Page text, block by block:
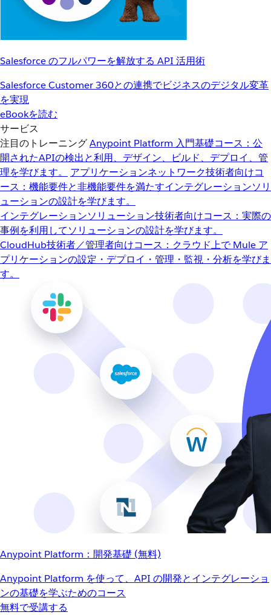
Salesforce のフルパワーを解放する API 活用術
Salesforce Customer 360との連携でビジネスのデジタル変革
を実現
eBookを読む
サービス
注目のトレーニングAnypoint Platform 入門基礎コース：公
開されたAPIの検出と利用、デザイン、ビルド、デプロイ、管
理を学びます。
アプリケーションネットワーク技術者向けコ
ース：機能要件と非機能要件を満たすインテグレーションソリ
ューションの設計を学びます。
インテグレーションソリューション技術者向けコース：実際の
事例を利用してソリューションの設計を学びます。
CloudHub技術者／管理者向けコース：クラウド上で Mule ア
プリケーションの設定・デプロイ・管理・監視・分析を学びま
す。
Anypoint Platform：開発基礎 (無料)
Anypoint Platform を使って、API の開発とインテグレーショ
ンの基礎を学ぶためのコース
無料で受講する